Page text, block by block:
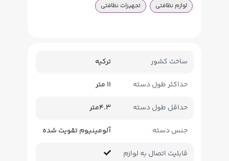
لوازم نظافتی
تجهیزات نظافتی
ساخت کشور ترکیه
حداکثر طول دسته 11 متر
حداقل طول دسته 4.3متر
جنس دسته آلومینیوم تقویت شده
قابلیت اتصال به لوازم